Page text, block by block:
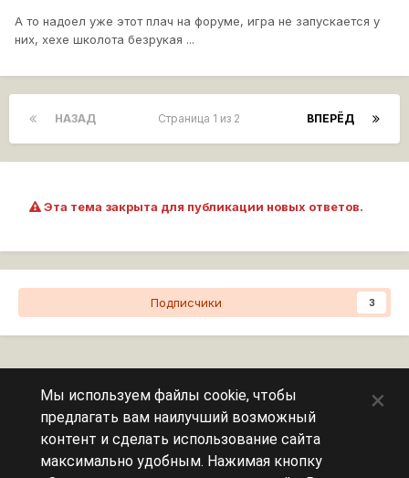
А то надоел уже этот плач на форуме, игра не запускается у
них, хехе школота безрукая ...
НАЗАД ВПЕРЁД
Страница 1 из 2
Эта тема закрыта для публикации новых ответов.
Подписчики 3
Сейчас на странице
Эту страницу никто не просматривает.
Мы используем файлы cookie, чтобы
предлагать вам наилучший возможный
контент и сделать использование сайта
максимально удобным. Нажимая кнопку
×